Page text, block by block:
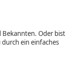
Bekannten. Oder bist
ein einfaches